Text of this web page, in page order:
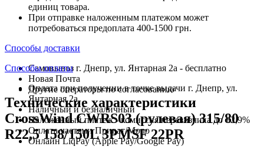
единиц товара.
При отправке наложенным платежом может
потребоваться предоплата 400-1500 грн.
Способы доставки
Самовывоз г. Днепр, ул. Янтарная 2а - бесплатно
Новая Почта
Другие операторы по согласованию
Способы оплаты
Оплата при получении в точке выдачи г. Днепр, ул.
Янтарная 2а
Наличный и безналичный
Наложенный платеж - комиссия перевозчика до +2,9%
Оплата частями Приват/Mono
Онлайн LiqPay (Apple Pay/Google Pay)
Технические характеристики
CrossWind CWRS03 (рулевая) 315/80
R22,5 158/150L 3PMSF 22PR